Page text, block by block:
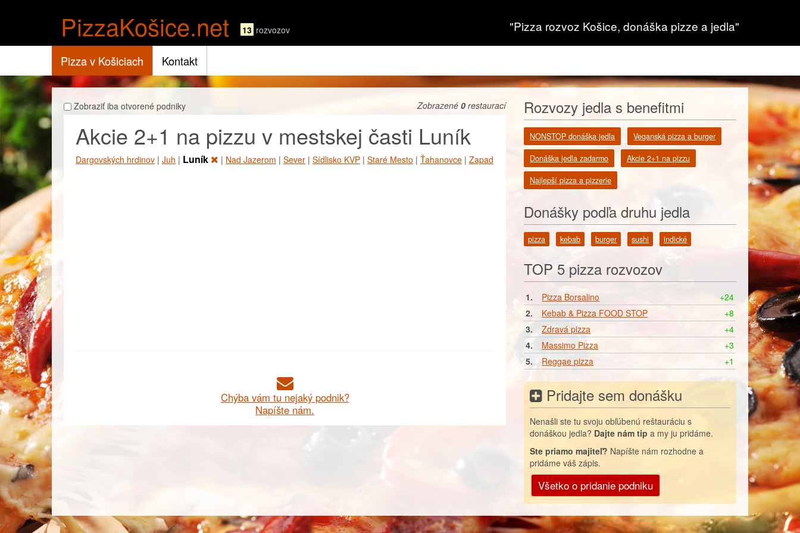
PizzaKošice.net 13 rozvozov "Pizza rozvoz Košice, donáška pizze a jedla"
Pizza v Košiciach Kontakt
Zobraziť iba otvorené podniky Zobrazené0 restaurací
Akcie 2+1 na pizzu v mestskej časti Luník
Dargovských hrdinov | Juh | Luník | Nad Jazerom | Sever | Sídlisko KVP | Staré Mesto | Ťahanovce | Zapad
Chýba vám tu nejaký podnik?
Napíšte nám.
Rozvozy jedla s benefitmi
NONSTOP donáška jedla Veganská pizza a burger
Donáška jedla zadarmo Akcie 2+1 na pizzu
Najlepší pizza a pizzerie
Donášky podľa druhu jedla
pizza kebab burger sushi indické
TOP 5 pizza rozvozov
1. Pizza Borsalino
+24
2.
Kebab & Pizza FOOD STOP
+8
3.
Zdravá pizza
+4
4.
Massimo Pizza
+3
5.
Reggae pizza +1
Pridajte sem donášku
Nenašli ste tu svoju obľúbenú reštauráciu s
donáškou jedla? Dajte nám tipa my ju pridáme.
Ste priamo majiteľ? Napíšte nám rozhodne a
pridáme váš zápis.
Všetko o pridanie podniku